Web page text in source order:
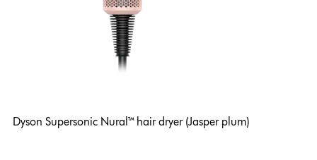
Dyson Supersonic Nural™ hair dryer (Jasper plum)